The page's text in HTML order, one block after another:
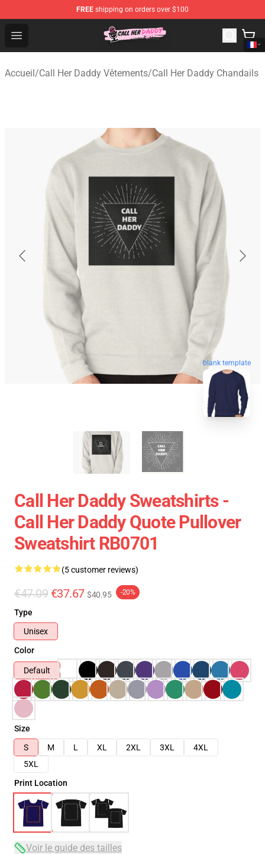
FREE shipping on orders over $100
Open menu
Call Her Daddy Store - Official Call Her Daddy
Accueil/Call Her Daddy Vêtements/Call Her Daddy Chandails
blank template
Call Her Daddy Sweatshirts -
Call Her Daddy Quote Pullover
Sweatshirt RB0701
(5 customer reviews)
€47.09 €37.67 $40.95 -20%
Type
Unisex
Color
Default
Size
S
M L XL 2XL 3XL
4XL
5XL
Print Location
Voir le guide des tailles